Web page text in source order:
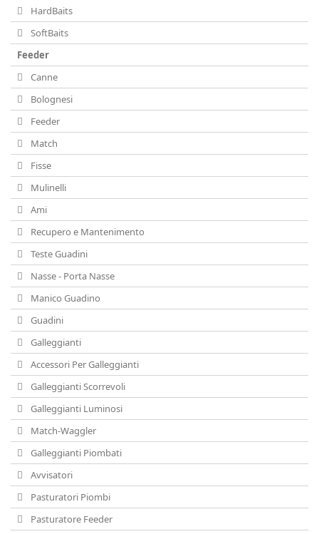
HardBaits
SoftBaits
Feeder
Canne
Bolognesi
Feeder
Match
Fisse
Mulinelli
Ami
Recupero e Mantenimento
Teste Guadini
Nasse - Porta Nasse
Manico Guadino
Guadini
Galleggianti
Accessori Per Galleggianti
Galleggianti Scorrevoli
Galleggianti Luminosi
Match-Waggler
Galleggianti Piombati
Avvisatori
Pasturatori Piombi
Pasturatore Feeder